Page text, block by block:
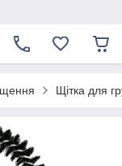
Щітка для